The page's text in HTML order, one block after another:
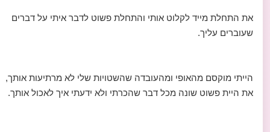
את התחלת מייד לקלוט אותי והתחלת פשוט לדבר איתי על דברים
שעוברים עליך.
הייתי מוקסם מהאופי ומהעובדה שהשטויות שלי לא מרתיעות אותך,
את היית פשוט שונה מכל דבר שהכרתי ולא ידעתי איך לאכול אותך.